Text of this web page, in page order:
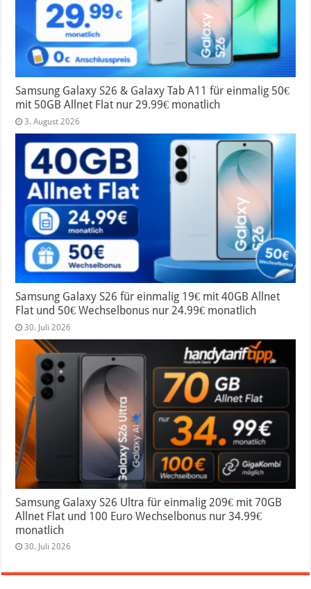
Samsung Galaxy S26 & Galaxy Tab A11 für einmalig 50€
mit 50GB Allnet Flat nur 29.99€ monatlich
3. August 2026
Samsung Galaxy S26 für einmalig 19€ mit 40GB Allnet
Flat und 50€ Wechselbonus nur 24.99€ monatlich
30. Juli 2026
Samsung Galaxy S26 Ultra für einmalig 209€ mit 70GB
Allnet Flat und 100 Euro Wechselbonus nur 34.99€
monatlich
30. Juli 2026